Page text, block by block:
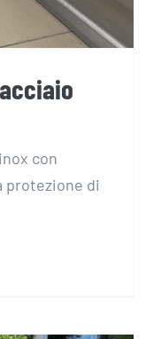
con
protezione di